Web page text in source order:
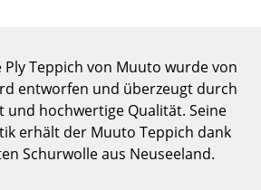
Teppich von Muuto wurde von
entworfen und überzeugt durch
und hochwertige Qualität. Seine
erhält der Muuto Teppich dank
Schurwolle aus Neuseeland.